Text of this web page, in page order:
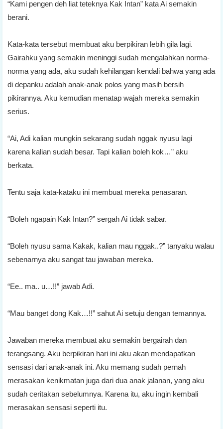
“Kami pengen deh liat teteknya Kak Intan” kata Ai semakin
berani.
Kata-kata tersebut membuat aku berpikiran lebih gila lagi.
Gairahku yang semakin meninggi sudah mengalahkan norma-
norma yang ada, aku sudah kehilangan kendali bahwa yang ada
di depanku adalah anak-anak polos yang masih bersih
pikirannya. Aku kemudian menatap wajah mereka semakin
serius.
“Ai, Adi kalian mungkin sekarang sudah nggak nyusu lagi
karena kalian sudah besar. Tapi kalian boleh kok…” aku
berkata.
Tentu saja kata-kataku ini membuat mereka penasaran.
“Boleh ngapain Kak Intan?” sergah Ai tidak sabar.
“Boleh nyusu sama Kakak, kalian mau nggak..?” tanyaku walau
sebenarnya aku sangat tau jawaban mereka.
“Ee.. ma.. u…!!” jawab Adi.
“Mau banget dong Kak…!!” sahut Ai setuju dengan temannya.
Jawaban mereka membuat aku semakin bergairah dan
terangsang. Aku berpikiran hari ini aku akan mendapatkan
sensasi dari anak-anak ini. Aku memang sudah pernah
merasakan kenikmatan juga dari dua anak jalanan, yang aku
sudah ceritakan sebelumnya. Karena itu, aku ingin kembali
merasakan sensasi seperti itu.